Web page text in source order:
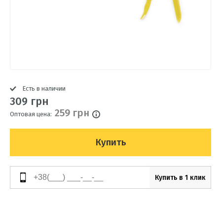
Есть в наличии
309 грн
Оптовая цена: 259 грн
Купить
Купить в 1 клик